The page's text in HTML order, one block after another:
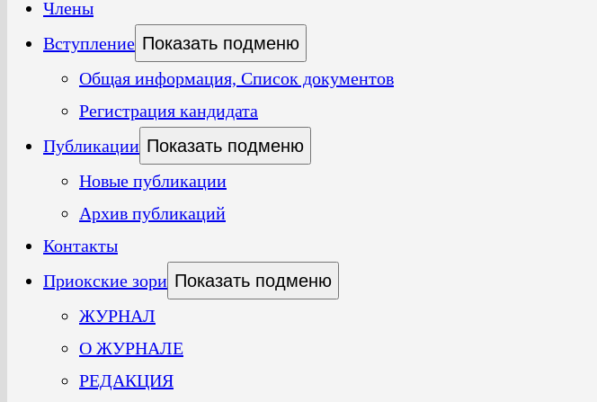
Члены
Вступление Показать подменю
Общая информация, Список документов
Регистрация кандидата
Публикации Показать подменю
Новые публикации
Архив публикаций
Контакты
Приокские зори Показать подменю
ЖУРНАЛ
О ЖУРНАЛЕ
РЕДАКЦИЯ